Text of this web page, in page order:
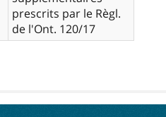
prescrits par le Règl.
de l'Ont. 120/17